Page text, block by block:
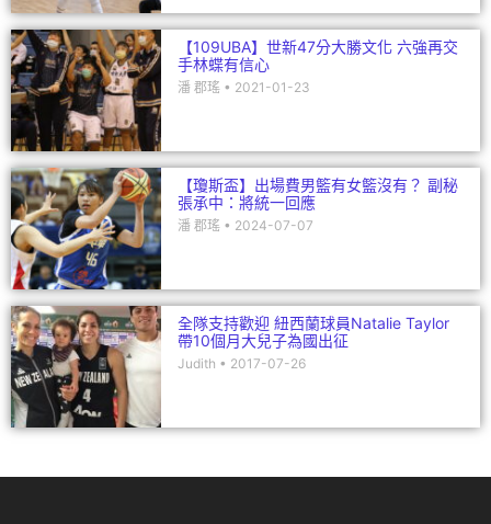
【109UBA】世新47分大勝文化 六強再交
手林蝶有信心
潘 郡瑤 2021-01-23
【瓊斯盃】出場費男籃有女籃沒有？ 副秘
張承中：將統一回應
潘 郡瑤 2024-07-07
全隊支持歡迎 紐西蘭球員Natalie Taylor
帶10個月大兒子為國出征
Judith 2017-07-26